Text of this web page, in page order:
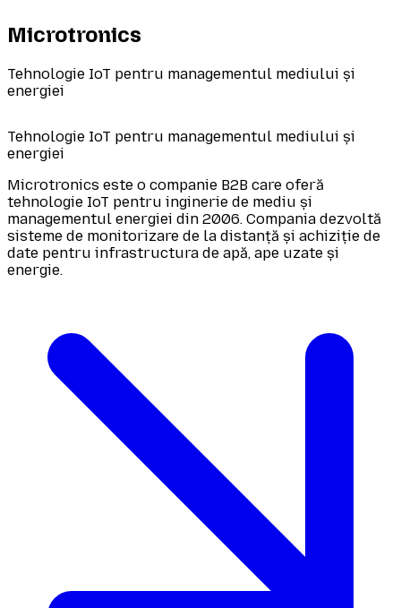
Microtronics
Tehnologie IoT pentru managementul mediului și
energiei
Tehnologie IoT pentru managementul mediului și
energiei
Microtronics este o companie B2B care oferă
tehnologie IoT pentru inginerie de mediu și
managementul energiei din 2006. Compania dezvoltă
sisteme de monitorizare de la distanță și achiziție de
date pentru infrastructura de apă, ape uzate și
energie.